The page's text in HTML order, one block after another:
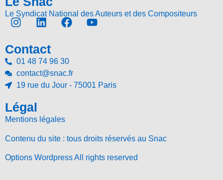
Le Syndicat National des Auteurs et des Compositeurs
Contact
01 48 74 96 30
contact@snac.fr
19 rue du Jour - 75001 Paris
Légal
Mentions légales
Contenu du site : tous droits réservés au Snac
Options Wordpress All rights reserved